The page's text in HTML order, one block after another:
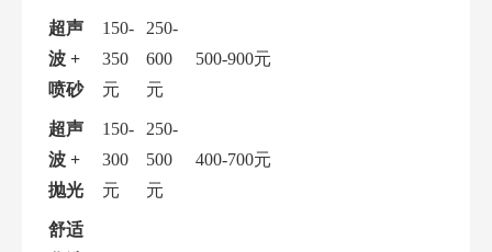
超声
波 +
喷砂
150-
350
元
250-
600
元
500-900元
超声
波 +
抛光
150-
300
元
250-
500
元
400-700元
舒适